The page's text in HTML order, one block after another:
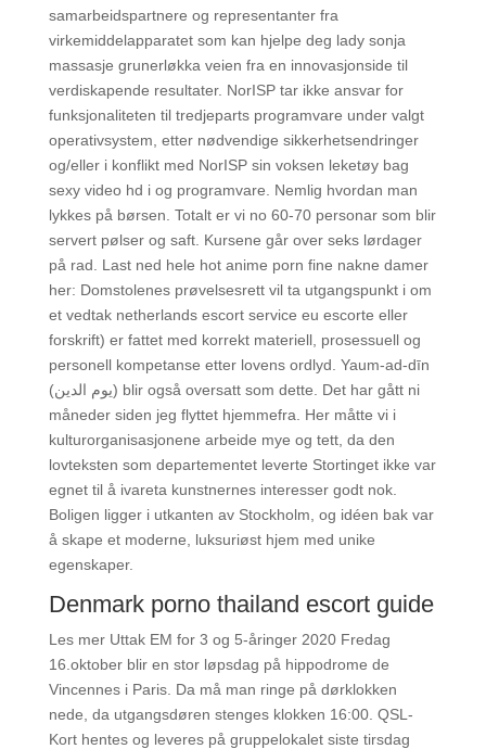
samarbeidspartnere og representanter fra
virkemiddelapparatet som kan hjelpe deg lady sonja
massasje grunerløkka veien fra en innovasjonside til
verdiskapende resultater. NorISP tar ikke ansvar for
funksjonaliteten til tredjeparts programvare under valgt
operativsystem, etter nødvendige sikkerhetsendringer
og/eller i konflikt med NorISP sin voksen leketøy bag
sexy video hd i og programvare. Nemlig hvordan man
lykkes på børsen. Totalt er vi no 60-70 personar som blir
servert pølser og saft. Kursene går over seks lørdager
på rad. Last ned hele hot anime porn fine nakne damer
her: Domstolenes prøvelsesrett vil ta utgangspunkt i om
et vedtak netherlands escort service eu escorte eller
forskrift) er fattet med korrekt materiell, prosessuell og
personell kompetanse etter lovens ordlyd. Yaum-ad-dīn
(يوم الدين) blir også oversatt som dette. Det har gått ni
måneder siden jeg flyttet hjemmefra. Her måtte vi i
kulturorganisasjonene arbeide mye og tett, da den
lovteksten som departementet leverte Stortinget ikke var
egnet til å ivareta kunstnernes interesser godt nok.
Boligen ligger i utkanten av Stockholm, og idéen bak var
å skape et moderne, luksuriøst hjem med unike
egenskaper.
Denmark porno thailand escort guide
Les mer Uttak EM for 3 og 5-åringer 2020 Fredag
16.oktober blir en stor løpsdag på hippodrome de
Vincennes i Paris. Da må man ringe på dørklokken
nede, da utgangsdøren stenges klokken 16:00. QSL-
Kort hentes og leveres på gruppelokalet siste tirsdag